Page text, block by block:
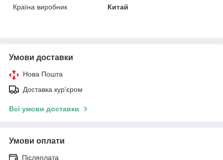
Країна виробник
Китай
Умови доставки
Нова Пошта
Доставка кур'єром
Всі умови доставки
Умови оплати
Післяплата